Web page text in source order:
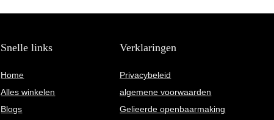
Snelle links
Home
Alles winkelen
Blogs
Verklaringen
Privacybeleid
algemene voorwaarden
Gelieerde openbaarmaking